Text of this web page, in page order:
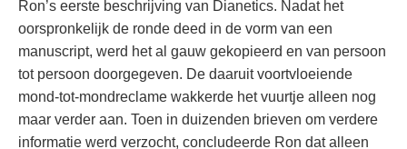
Ron’s eerste beschrijving van Dianetics. Nadat het
oorspronkelijk de ronde deed in de vorm van een
manuscript, werd het al gauw gekopieerd en van persoon
tot persoon doorgegeven. De daaruit voortvloeiende
mond-tot-mondreclame wakkerde het vuurtje alleen nog
maar verder aan. Toen in duizenden brieven om verdere
informatie werd verzocht, concludeerde Ron dat alleen